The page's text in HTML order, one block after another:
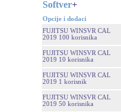
Softver+
Opcije i dodaci
FUJITSU WINSVR CAL
2019 100 korisnika
FUJITSU WINSVR CAL
2019 10 korisnika
FUJITSU WINSVR CAL
2019 1 korisnik
FUJITSU WINSVR CAL
2019 50 korisnika